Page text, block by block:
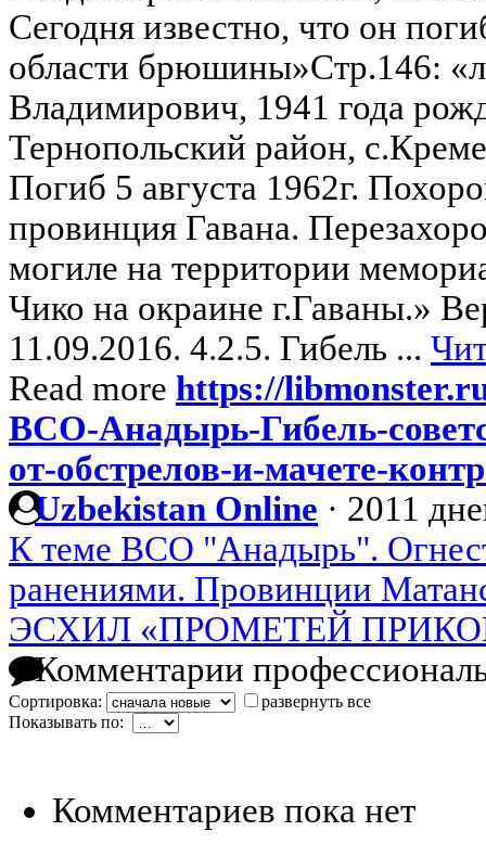
Сегодня известно, что он
области брюшины»Стр.146:
Владимирович, 1941 года
Тернопольский район,
Погиб 5 августа 1962г.
провинция Гавана.
могиле на территории
Чико на окраине г.Гаваны.»
11.09.2016. 4.2.5. Гибель ...
Read more https://
ВСО-Анадырь-Гибель-
от-обстрелов-и-мачете-
Uzbekistan Online · 2011
К теме ВСО "Анадырь".
ранениями. Провинции
ЭСХИЛ «ПРОМЕТЕЙ
Комментарии
Сортировка:
развернуть все
Показывать по:
Комментариев пока нет